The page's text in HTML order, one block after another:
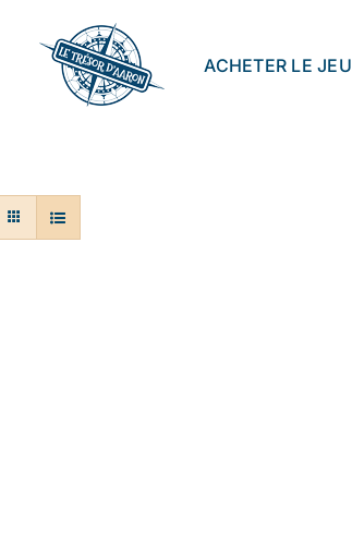
ACHETER LE JEU